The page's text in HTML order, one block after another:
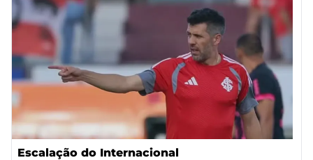
Escalação do Internacional